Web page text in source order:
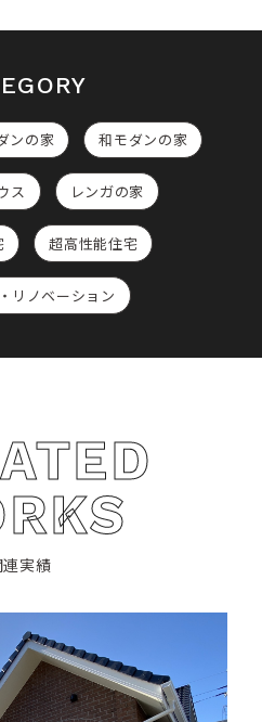
ンの家 和モダンの家
ス レンガの家
超高性能住宅
リノベーション
連実績